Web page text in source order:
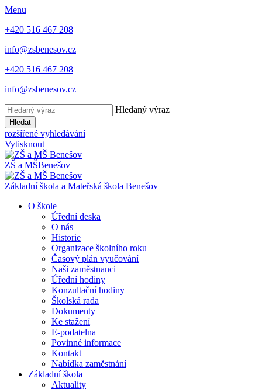
Menu
+420 516 467 208
info@zsbenesov.cz
+420 516 467 208
info@zsbenesov.cz
Hledaný výraz
Hledat
rozšířené vyhledávání
Vytisknout
ZŠ a MŠBenešov
Základní škola a Mateřská škola Benešov
O škole
Úřední deska
O nás
Historie
Organizace školního roku
Časový plán vyučování
Naši zaměstnanci
Úřední hodiny
Konzultační hodiny
Školská rada
Dokumenty
Ke stažení
E-podatelna
Povinné informace
Kontakt
Nabídka zaměstnání
Základní škola
Aktuality